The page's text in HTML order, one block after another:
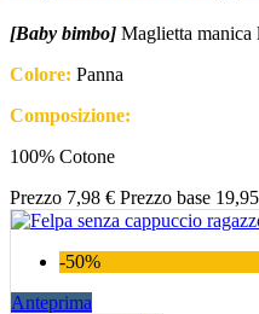
[Baby bimbo] Maglietta manica
Colore: Panna
Composizione:
100% Cotone
Prezzo 7,98 € Prezzo base
-50%
Anteprima